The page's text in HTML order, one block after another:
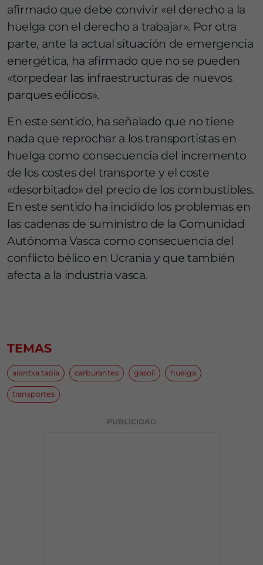
afirmado que debe convivir «el derecho a la
huelga con el derecho a trabajar». Por otra
parte, ante la actual situación de emergencia
energética, ha afirmado que no se pueden
«torpedear las infraestructuras de nuevos
parques eólicos».
En este sentido, ha señalado que no tiene
nada que reprochar a los transportistas en
huelga como consecuencia del incremento
de los costes del transporte y el coste
«desorbitado» del precio de los combustibles.
En este sentido ha incidido los problemas en
las cadenas de suministro de la Comunidad
Autónoma Vasca como consecuencia del
conflicto bélico en Ucrania y que también
afecta a la industria vasca.
TEMAS
arantxa tapia carburantes gasoil huelga
transportes
PUBLICIDAD